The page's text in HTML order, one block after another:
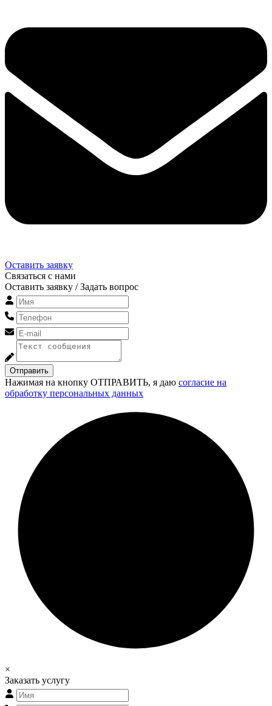
Оставить заявку
Связаться с нами
Оставить заявку / Задать вопрос
Отправить
Нажимая на кнопку ОТПРАВИТЬ, я даю согласие на
обработку персональных данных
×
Заказать услугу